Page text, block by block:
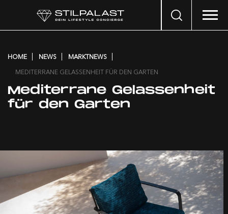
Search
HOME NEWS
MARKTNEWS
MEDITERRANE GELASSENHEIT FÜR DEN GARTEN
Mediterrane Gelassenheit
für den Garten